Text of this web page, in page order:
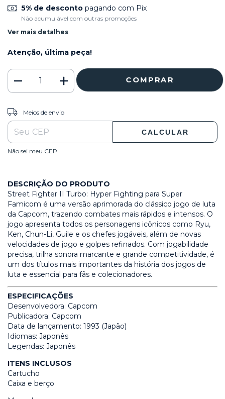
5% de descontopagando com Pix
Não acumulável com outras promoções
Ver mais detalhes
Atenção, última peça!
Entregas para o CEP:
Meios de envio
CALCULAR
Não sei meu CEP
DESCRIÇÃO DO PRODUTO
Street Fighter II Turbo: Hyper Fighting para Super
Famicom é uma versão aprimorada do clássico jogo de luta
da Capcom, trazendo combates mais rápidos e intensos. O
jogo apresenta todos os personagens icônicos como Ryu,
Ken, Chun-Li, Guile e os chefes jogáveis, além de novas
velocidades de jogo e golpes refinados. Com jogabilidade
precisa, trilha sonora marcante e grande competitividade, é
um dos títulos mais importantes da história dos jogos de
luta e essencial para fãs e colecionadores.
ESPECIFICAÇÕES
Desenvolvedora: Capcom
Publicadora: Capcom
Data de lançamento: 1993 (Japão)
Idiomas: Japonês
Legendas: Japonês
ITENS INCLUSOS
Cartucho
Caixa e berço